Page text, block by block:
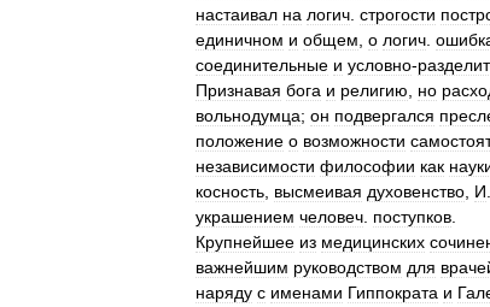
настаивал на логич строгости
единичном и общем о логич
соединительные и условно-
Признавая бога и религию но
вольнодумца; он подвергался
положение о возможности самостоят
независимости философии как
косность высмеивая духовенство И
украшением человеч поступков
Крупнейшее из медицинских
важнейшим руководством для
наряду с именами Гиппократа и